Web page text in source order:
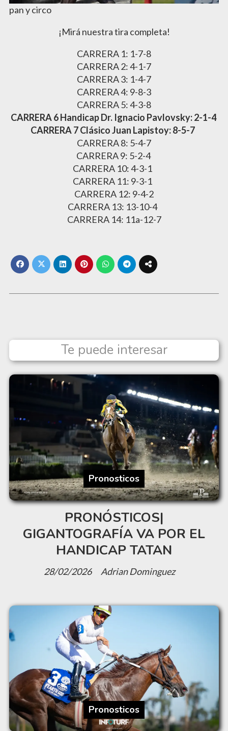
pan y circo
¡Mirá nuestra tira completa!
CARRERA 1: 1-7-8
CARRERA 2: 4-1-7
CARRERA 3: 1-4-7
CARRERA 4: 9-8-3
CARRERA 5: 4-3-8
CARRERA 6 Handicap Dr. Ignacio Pavlovsky: 2-1-4
CARRERA 7 Clásico Juan Lapistoy: 8-5-7
CARRERA 8: 5-4-7
CARRERA 9: 5-2-4
CARRERA 10: 4-3-1
CARRERA 11: 9-3-1
CARRERA 12: 9-4-2
CARRERA 13: 13-10-4
CARRERA 14: 11a-12-7
Te puede interesar
PRONÓSTICOS|
GIGANTOGRAFÍA VA POR EL
HANDICAP TATAN
Adrian Dominguez
Pronosticos
28/02/2026
Pronosticos